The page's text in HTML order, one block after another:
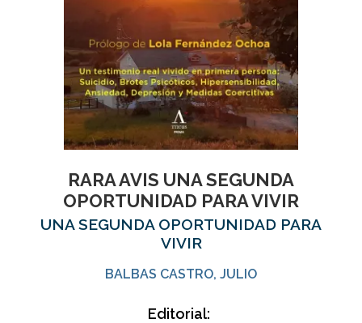
RARA AVIS UNA SEGUNDA
OPORTUNIDAD PARA VIVIR
UNA SEGUNDA OPORTUNIDAD PARA
VIVIR
BALBAS CASTRO, JULIO
Editorial: